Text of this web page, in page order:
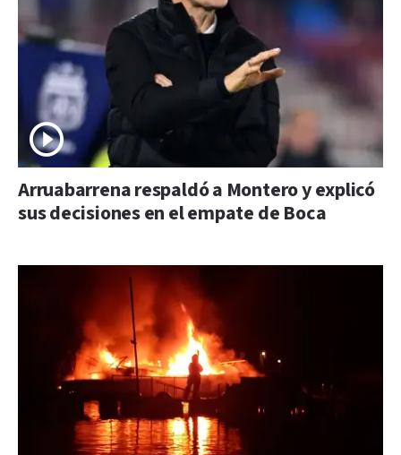
Arruabarrena respaldó a Montero y explicó
sus decisiones en el empate de Boca